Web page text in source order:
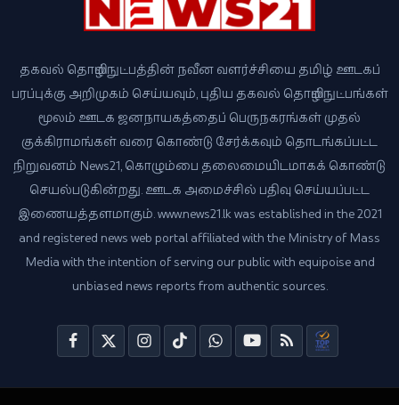
தகவல் தொழில்நுட்பத்தின் நவீன வளர்ச்சியை தமிழ் ஊடகப்
பரப்புக்கு அறிமுகம் செய்யவும், புதிய தகவல் தொழில்நுட்பங்கள்
மூலம் ஊடக ஜனநாயகத்தைப் பெருநகரங்கள் முதல்
குக்கிராமங்கள் வரை கொண்டு சேர்க்கவும் தொடங்கப்பட்ட
நிறுவனம் News21, கொழும்பை தலைமையிடமாகக் கொண்டு
செயல்படுகின்றது. ஊடக அமைச்சில் பதிவு செய்யப்பட்ட
இணையத்தளமாகும். www.news21.lk was established in the 2021
and registered news web portal affiliated with the Ministry of Mass
Media with the intention of serving our public with equipoise and
unbiased news reports from authentic sources.